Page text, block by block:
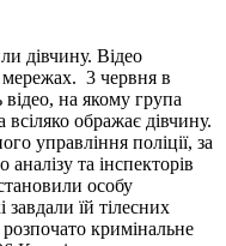
дівчину. Відео
3 червня в
відео, на якому група
всіляко ображає дівчину.
управління поліції, за
та інспекторів
особу
завдали їй тілесних
кримінальне